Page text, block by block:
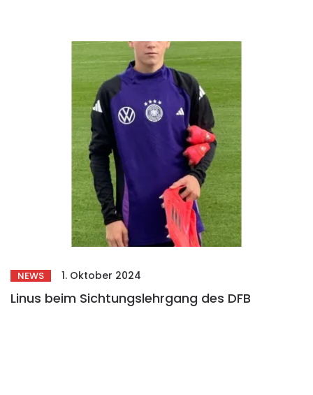
NEWS 1. Oktober 2024
Linus beim Sichtungslehrgang des DFB